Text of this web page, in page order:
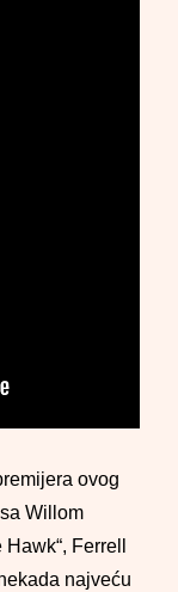
ovog
Willom
Ferrell
najveću